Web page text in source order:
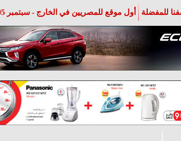
للمفضلة أول موقع للمصريين في الخارج - سبتمبر 2005